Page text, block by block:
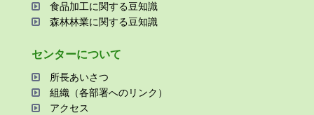
⾷品加⼯に関する⾖知識
森林林業に関する⾖知識
センターについて
所⻑あいさつ
組織（各部署へのリンク）
アクセス